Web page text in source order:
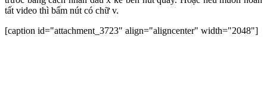
tất video thì bấm nút có chữ v.
[caption id="attachment_3723" align="aligncenter" width="2048"]